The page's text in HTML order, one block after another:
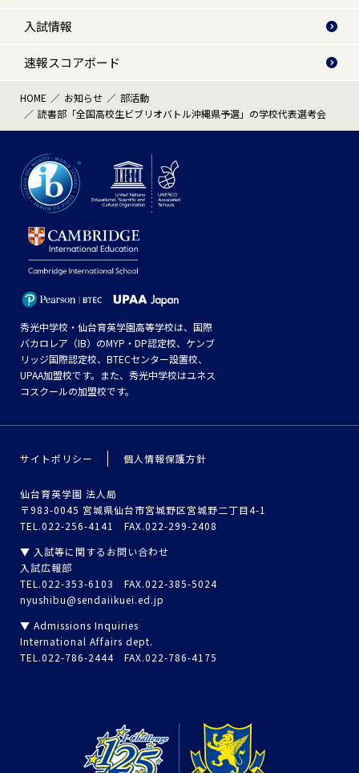
入試情報
速報スコアボード
HOME お知らせ
部活動
読書部「全国高校生ビブリオバトル沖縄県予選」の学校代表選考会
秀光中学校・仙台育英学園高等学校は、国際
バカロレア（IB）のMYP・DP認定校、ケンブ
リッジ国際認定校、BTECセンター設置校、
UPAA加盟校です。また、秀光中学校はユネス
コスクールの加盟校です。
サイトポリシー 個人情報保護方針
仙台育英学園 法人局
〒983-0045 宮城県仙台市宮城野区宮城野二丁目4-1
TEL.022-256-4141 FAX.022-299-2408
▼ 入試等に関するお問い合わせ
入試広報部
TEL.022-353-6103 FAX.022-385-5024
nyushibu@sendaiikuei.ed.jp
▼ Admissions Inquiries
International Affairs dept.
TEL.022-786-2444 FAX.022-786-4175